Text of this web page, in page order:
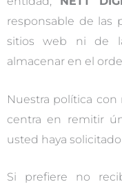
responsable de las
sitios web ni de
almacenar en el
Nuestra política
centra en remitir
usted haya
Si prefiere no